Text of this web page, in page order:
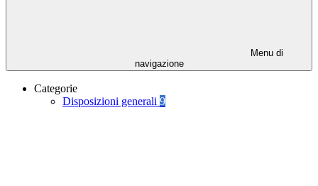
Menu di
navigazione
Categorie
Disposizioni generali 9